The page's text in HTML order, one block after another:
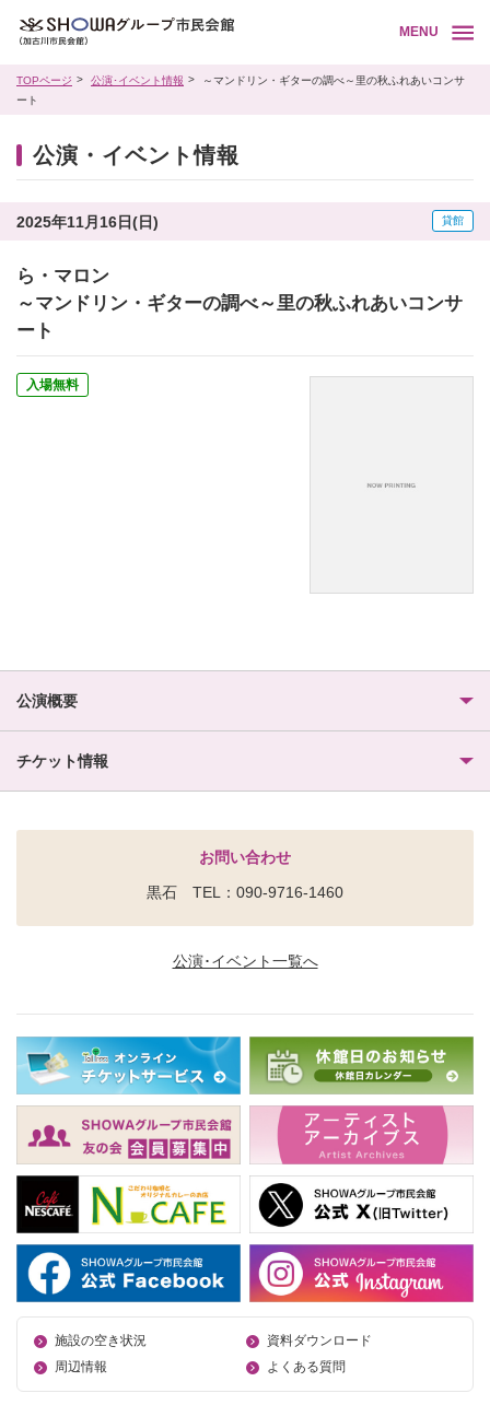
MENU
TOPページ 公演･イベント情報
～マンドリン・ギターの調べ～里の秋ふれあいコンサ
ート
公演・イベント情報
2025年11月16日(日) 貸館
ら・マロン
～マンドリン・ギターの調べ～里の秋ふれあいコンサ
ート
入場無料
公演概要
チケット情報
お問い合わせ
黒石 TEL：090-9716-1460
公演･イベント一覧へ
施設の空き状況
資料ダウンロード
周辺情報
よくある質問